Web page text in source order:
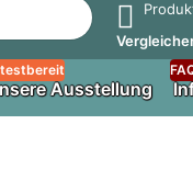
Sie die
Ausstellung